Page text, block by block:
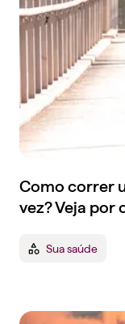
Como correr
vez? Veja por
Sua saúde